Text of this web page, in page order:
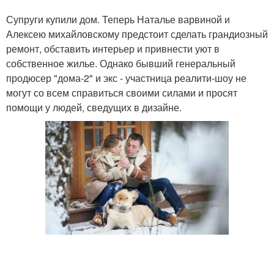
Супруги купили дом. Теперь Наталье варвиной и
Алексею михайловскому предстоит сделать грандиозный
ремонт, обставить интерьер и привнести уют в
собственное жилье. Однако бывший генеральный
продюсер "дома-2" и экс - участница реалити-шоу не
могут со всем справиться своими силами и просят
помощи у людей, сведущих в дизайне.